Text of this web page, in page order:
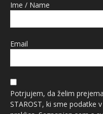
Ime / Name
Email
Potrjujem, da želim
STAROST, ki sme podatke